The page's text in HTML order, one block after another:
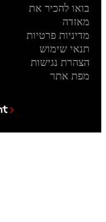
בואו להכיר את
מאזדה
מדיניות פרטיות
תנאי שימוש
הצהרת נגישות
מפת אתר